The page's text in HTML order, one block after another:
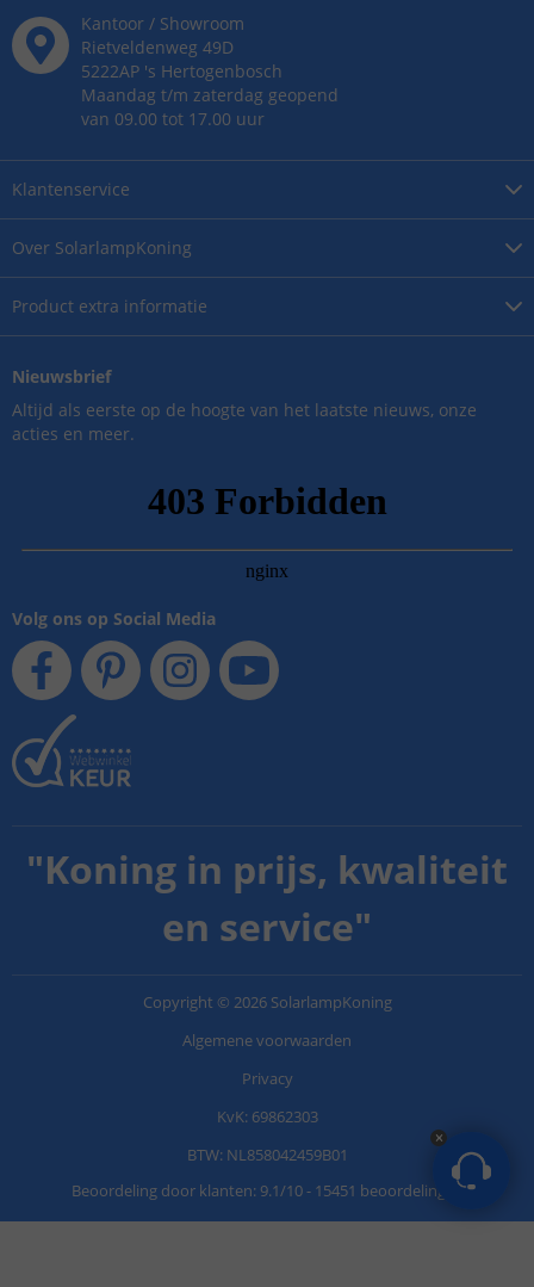
Over SolarlampKoning
Product extra informatie
Klantenservice
Kantoor / Showroom
Rietveldenweg 49D
5222AP 's Hertogenbosch
Maandag t/m zaterdag geopend
van 09.00 tot 17.00 uur
Nieuwsbrief
Altijd als eerste op de hoogte van het laatste nieuws, onze
acties en meer.
Volg ons op Social Media
"Koning in prijs, kwaliteit
en service"
Copyright © 2026 SolarlampKoning
Algemene voorwaarden
Privacy
KvK: 69862303
BTW: NL858042459B01
Beoordeling door klanten: 9.1/10- 15451 beoordelingen